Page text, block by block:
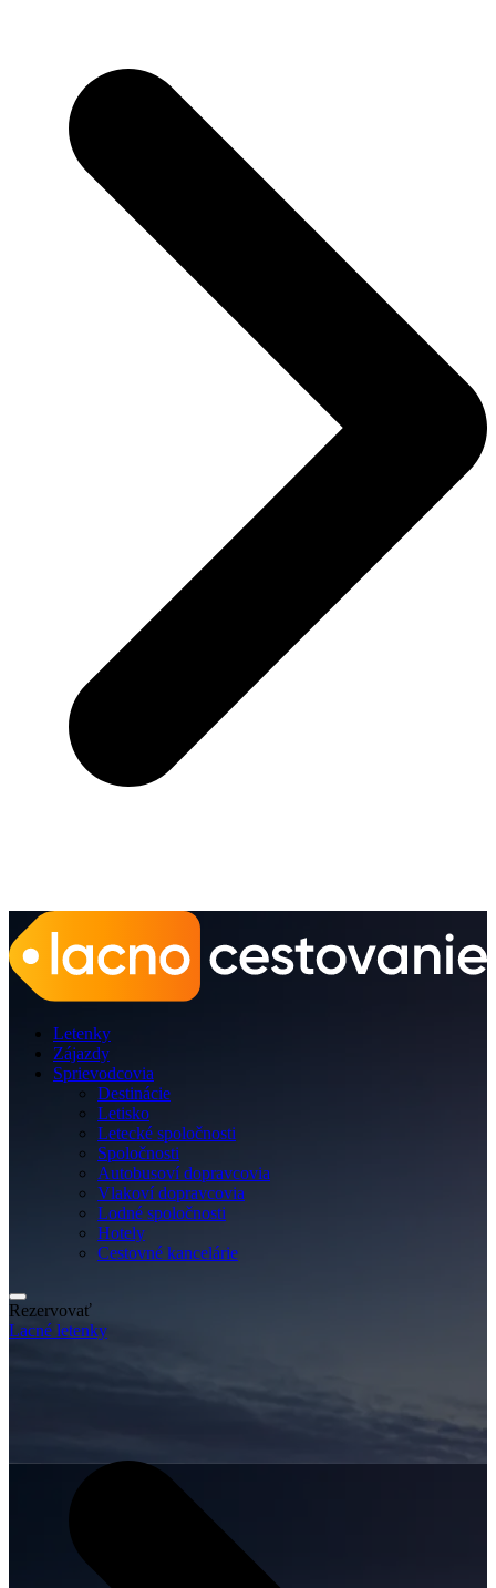
Letenky
Zájazdy
Sprievodcovia
Destinácie
Letisko
Letecké spoločnosti
Spoločnosti
Autobusoví dopravcovia
Vlakoví dopravcovia
Lodné spoločnosti
Hotely
Cestovné kancelárie
Rezervovať
Lacné letenky